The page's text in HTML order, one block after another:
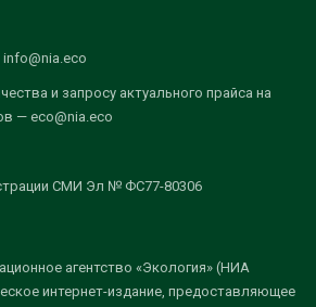
и запросу актуального прайса на
— eco@nia.eco
СМИ Эл № ФС77-80306
агентство «Экология» (НИА
интернет-издание, предоставляющее